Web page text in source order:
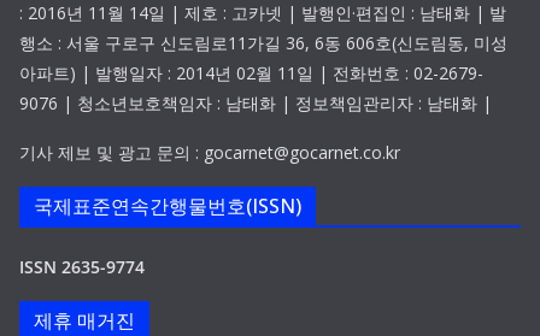
: 2016년 11월 14일 | 제호 : 고카넷 | 발행인·편집인 : 남태화 | 발
행소 : 서울 구로구 신도림로11가길 36, 6동 606호(신도림동, 미성
아파트) | 발행일자 : 2014년 02월 11일 | 전화번호 : 02-2679-
9076 | 청소년보호책임자 : 남태화 | 정보책임관리자 : 남태화 |
기사 제보 및 광고 문의 : gocarnet@gocarnet.co.kr
국제표준연속간행물번호(ISSN)
ISSN 2635-9774
제휴 매거진